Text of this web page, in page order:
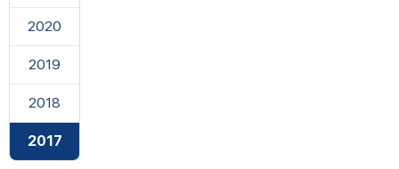
2020
2019
2018
2017